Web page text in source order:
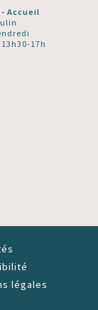
Accueil
17h
légales